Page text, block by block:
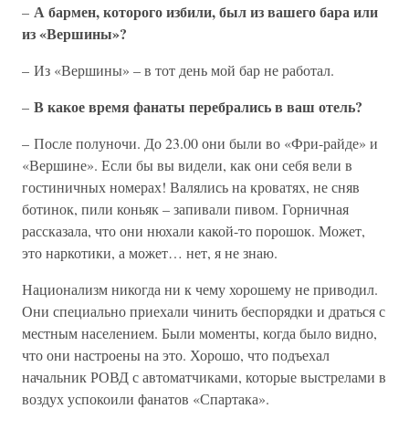
– А бармен, которого избили, был из вашего бара или
из «Вершины»?
– Из «Вершины» – в тот день мой бар не работал.
– В какое время фанаты перебрались в ваш отель?
– После полуночи. До 23.00 они были во «Фри-райде» и
«Вершине». Если бы вы видели, как они себя вели в
гостиничных номерах! Валялись на кроватях, не сняв
ботинок, пили коньяк – запивали пивом. Горничная
рассказала, что они нюхали какой-то порошок. Может,
это наркотики, а может… нет, я не знаю.
Национализм никогда ни к чему хорошему не приводил.
Они специально приехали чинить беспорядки и драться с
местным населением. Были моменты, когда было видно,
что они настроены на это. Хорошо, что подъехал
начальник РОВД с автоматчиками, которые выстрелами в
воздух успокоили фанатов «Спартака».